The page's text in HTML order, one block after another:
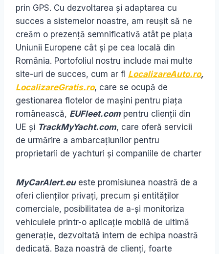
prin GPS. Cu dezvoltarea și adaptarea cu
succes a sistemelor noastre, am reușit să ne
creăm o prezență semnificativă atât pe piața
Uniunii Europene cât și pe cea locală din
România. Portofoliul nostru include mai multe
site-uri de succes, cum ar fi LocalizareAuto.ro,
LocalizareGratis.ro, care se ocupă de
gestionarea flotelor de mașini pentru piața
românească, EUFleet.com pentru clienții din
UE și TrackMyYacht.com, care oferă servicii
de urmărire a ambarcațiunilor pentru
proprietarii de yachturi și companiile de charter
MyCarAlert.eueste promisiunea noastră de a
oferi clienților privați, precum și entităților
comerciale, posibilitatea de a-și monitoriza
vehiculele printr-o aplicație mobilă de ultimă
generație, dezvoltată intern de echipa noastră
dedicată. Baza noastră de clienți, foarte